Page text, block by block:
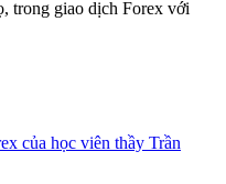
trong giao dịch Forex với